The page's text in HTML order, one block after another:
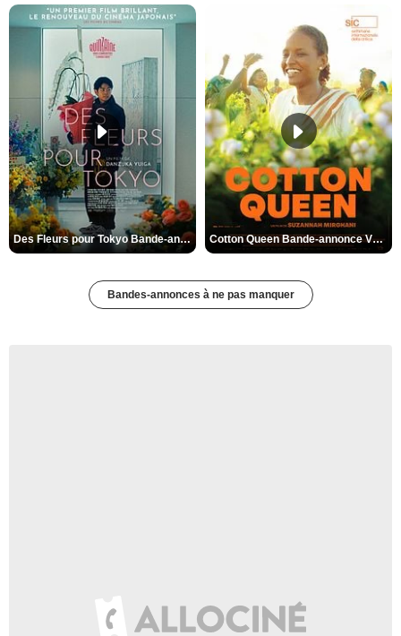
Des Fleurs pour Tokyo Bande-annonce VO STFR Cotton Queen Bande-annonce VO STFR
Bandes-annonces à ne pas manquer